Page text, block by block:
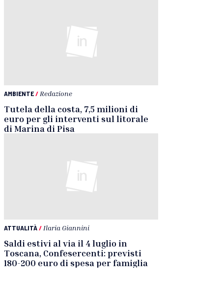
AMBIENTE/ Redazione
Tutela della costa, 7,5 milioni di
euro per gli interventi sul litorale
di Marina di Pisa
ATTUALITÀ/ Ilaria Giannini
Saldi estivi al via il 4 luglio in
Toscana, Confesercenti: previsti
180-200 euro di spesa per famiglia